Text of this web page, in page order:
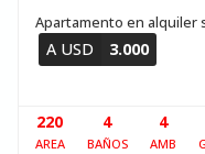
Apartamento en alquiler
A USD 3.000
220
AREA
4
BAÑOS
4
AMB